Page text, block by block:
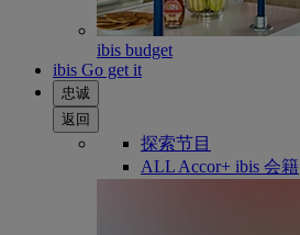
ibis budget
ibis Go get it
忠诚
返回
探索节目
ALL Accor+ ibis 会籍